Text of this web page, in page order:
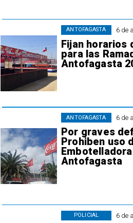
6 de
Fijan horarios
para las
Antofagasta
ANTOFAGASTA
6 de
Por graves
Prohiben uso
Antofagasta
ANTOFAGASTA
6 de
POLICIAL